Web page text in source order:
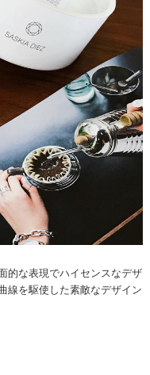
的な表現でハイセンスなデザ
線を駆使した素敵なデザイン